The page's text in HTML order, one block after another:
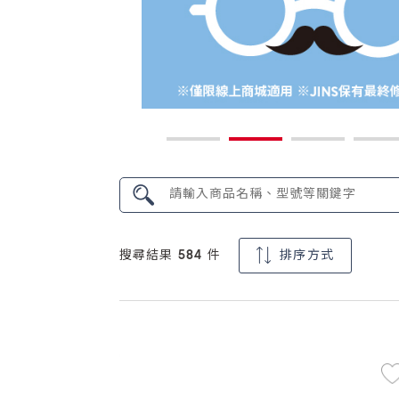
搜尋結果 584 件 排序方式